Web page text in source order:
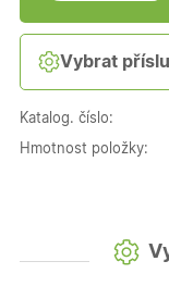
Vybrat
Katalog. číslo:
Hmotnost položky: